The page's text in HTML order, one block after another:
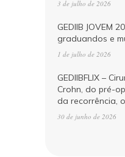
3 de julho de 2026
GEDIIB JOVEM
graduandos e
1 de julho de 2026
GEDIIBFLIX –
Crohn, do pré-
da recorrência,
30 de junho de 2026